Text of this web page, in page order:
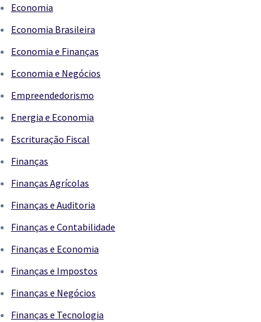
Economia
Economia Brasileira
Economia e Finanças
Economia e Negócios
Empreendedorismo
Energia e Economia
Escrituração Fiscal
Finanças
Finanças Agrícolas
Finanças e Auditoria
Finanças e Contabilidade
Finanças e Economia
Finanças e Impostos
Finanças e Negócios
Finanças e Tecnologia